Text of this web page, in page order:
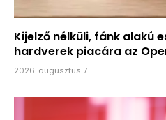
Kijelző nélküli, fánk alakú
hardverek piacára az
2026. augusztus 7.